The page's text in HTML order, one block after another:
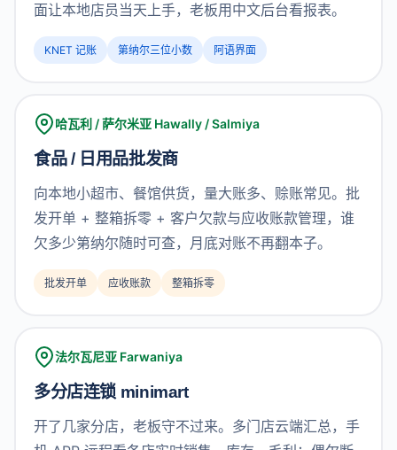
面让本地店员当天上手，老板用中文后台看报表。
KNET 记账 第纳尔三位小数 阿语界面
哈瓦利 / 萨尔米亚 Hawally / Salmiya
食品 / 日用品批发商
向本地小超市、餐馆供货，量大账多、赊账常见。批
发开单 + 整箱拆零 + 客户欠款与应收账款管理，谁
欠多少第纳尔随时可查，月底对账不再翻本子。
批发开单 应收账款 整箱拆零
法尔瓦尼亚 Farwaniya
多分店连锁 minimart
开了几家分店，老板守不过来。多门店云端汇总，手